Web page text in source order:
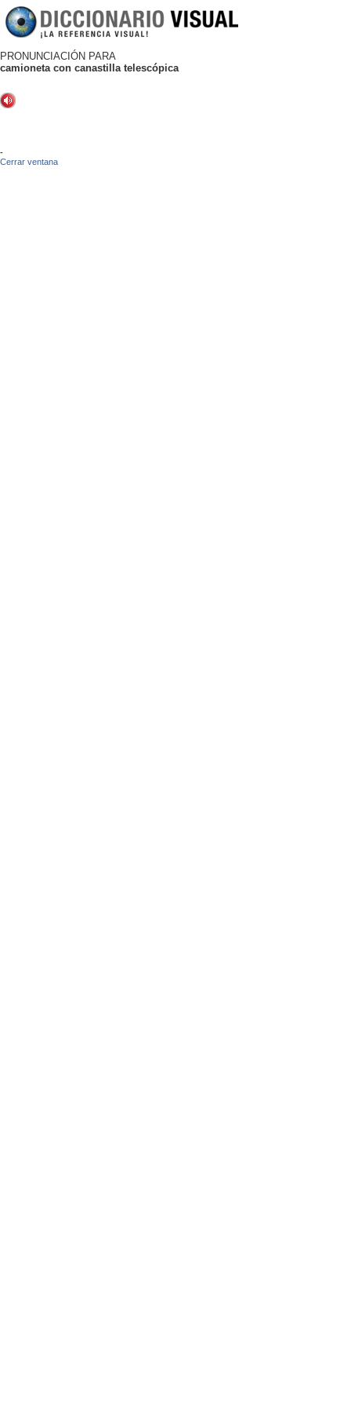
PRONUNCIACIÓN PARA
camioneta con canastilla telescópica
-
Cerrar ventana